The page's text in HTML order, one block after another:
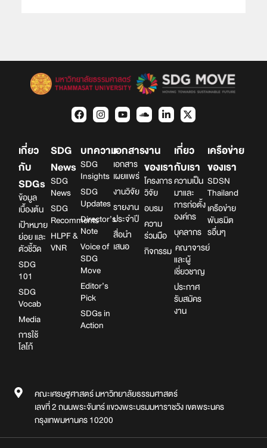
เกี่ยว
กับ
SDGs
ข้อมูล
เบื้องต้น
เป้าหมาย
ย่อย และ
ตัวชี้วัด
SDG
101
SDG
Vocab
Media
การใช้
โลโก้
SDG
News
SDG
News
SDG
Recomments
HLPF &
VNR
บทความ
SDG
Insights
SDG
Updates
Director’s
Note
Voice of
SDG
Move
Editor’s
Pick
SDGs in
Action
เอกสาร
เอกสาร
เผยแพร่
งานวิจัย
รายงาน
ประจำปี
สื่อนำ
เสนอ
งาน
ของเรา
โครงการ
วิจัย
อบรม
ความ
ร่วมมือ
กิจกรรม
เกี่ยว
กับเรา
ความเป็น
มาและ
การก่อตั้ง
องค์กร
บุคลากร
คณาจารย์
และผู้
เชี่ยวชาญ
ประกาศ
รับสมัคร
งาน
เครือข่าย
ของเรา
SDSN
Thailand
เครือข่าย
พันธมิต
รอื่นๆ
คณะเศรษฐศาสตร์ มหาวิทยาลัยธรรมศาสตร์
เลขที่ 2 ถนนพระจันทร์ แขวงพระบรมมหาราชวัง เขตพระนคร
กรุงเทพมหานคร 10200